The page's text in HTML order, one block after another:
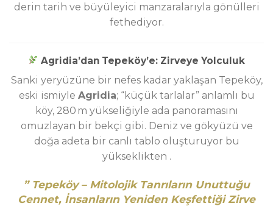
derin tarih ve büyüleyici manzaralarıyla gönülleri
fethediyor.
Agridia’dan Tepeköy’e: Zirveye Yolculuk
Sanki yeryüzüne bir nefes kadar yaklaşan Tepeköy,
eski ismiyle Agridia; “küçük tarlalar” anlamlı bu
köy, 280 m yükseliğiyle ada panoramasını
omuzlayan bir bekçi gibi. Deniz ve gökyüzü ve
doğa adeta bir canlı tablo oluşturuyor bu
yükseklikten .
” Tepeköy – Mitolojik Tanrıların Unuttuğu
Cennet, İnsanların Yeniden Keşfettiği Zirve